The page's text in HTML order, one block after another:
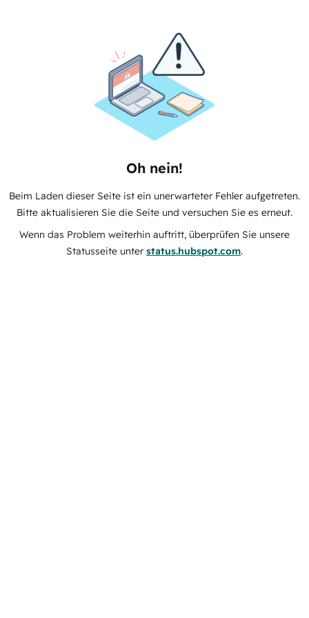
Oh nein!
Beim Laden dieser Seite ist ein unerwarteter Fehler aufgetreten.
Bitte aktualisieren Sie die Seite und versuchen Sie es erneut.
Wenn das Problem weiterhin auftritt, überprüfen Sie unsere
Statusseite unter status.hubspot.com.